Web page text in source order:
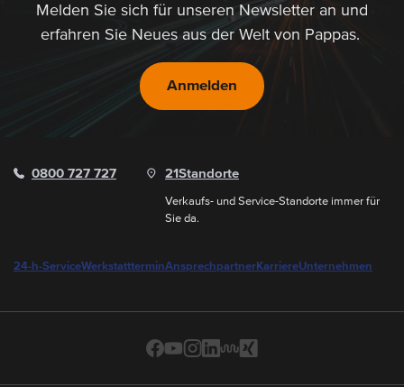
Melden Sie sich für unseren Newsletter an und
erfahren Sie Neues aus der Welt von Pappas.
Anmelden
0800 727 727 21 Standorte
Verkaufs- und Service-Standorte immer für
Sie da.
24-h-ServiceWerkstattterminAnsprechpartnerKarriereUnternehmen